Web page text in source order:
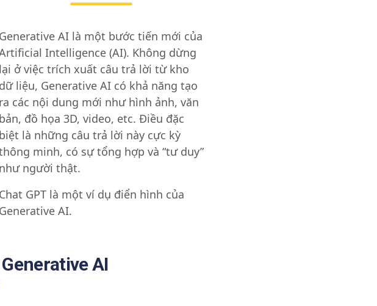
Generative AI là một bước tiến mới của
Intelligence (AI). Không dừng
lại ở việc trích xuất câu trả lời từ kho
dữ liệu, Generative AI có khả năng tạo
ra các nội dung mới như hình ảnh, văn
bản, đồ họa 3D, video, etc. Điều đặc
biệt là những câu trả lời này cực kỳ
minh, có sự tổng hợp và “tư duy”
như người thật.
Chat GPT là một ví dụ điển hình của
Generative AI.
AI